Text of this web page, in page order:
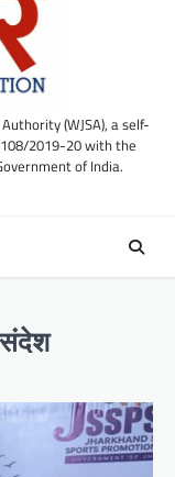
(WJSA), a self-
2019-20 with the
of India.
संदेश